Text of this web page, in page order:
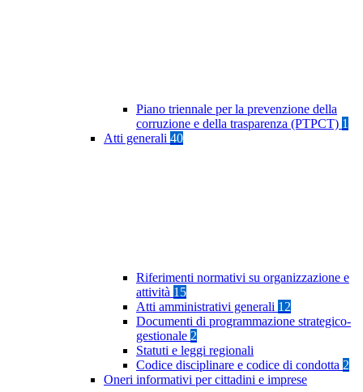
Piano triennale per la prevenzione della
corruzione e della trasparenza (PTPCT) 1
Atti generali 40
Riferimenti normativi su organizzazione e
attività 15
Atti amministrativi generali 12
Documenti di programmazione strategico-
gestionale 2
Statuti e leggi regionali
Codice disciplinare e codice di condotta 2
Oneri informativi per cittadini e imprese